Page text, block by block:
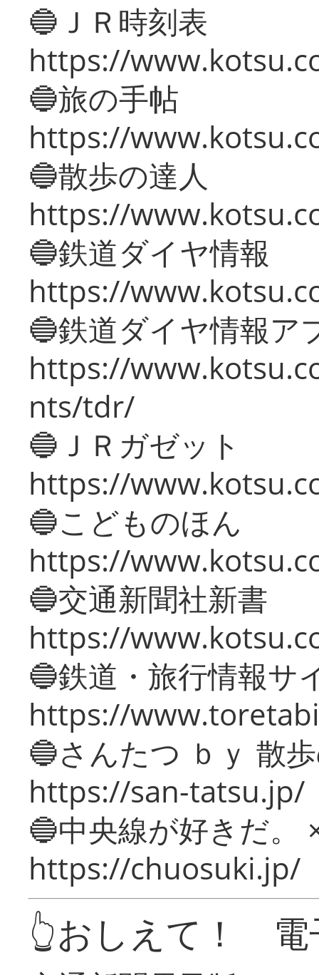
🔵ＪＲ時刻表
https://
🔵旅の手帖
https://
🔵散歩の達人
https://
🔵鉄道ダイヤ情報
https://
🔵鉄道ダイヤ情報ア
https://
nts/tdr/
🔵ＪＲガゼット
https://
🔵こどものほん
https://
🔵交通新聞社新書
https://
🔵鉄道・旅行情報サ
https://
🔵さんたつ ｂｙ 散
https://san-tatsu.jp/
🔵中央線が好きだ。
https://chuosuki.jp/
👆おしえて！ 電